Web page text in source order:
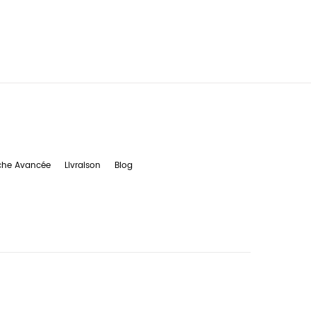
Avancée Livraison Blog